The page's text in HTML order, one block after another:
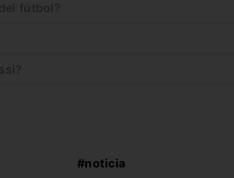
fútbol?
#noticia